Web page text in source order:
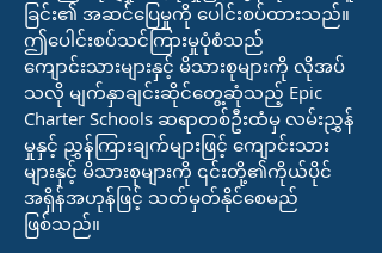
ခြင်း၏ အဆင်ပြေမှုကို ပေါင်းစပ်ထားသည်။
ဤပေါင်းစပ်သင်ကြားမှုပုံစံသည်
ကျောင်းသားများနှင့် မိသားစုများကို လိုအပ်
သလို မျက်နှာချင်းဆိုင်တွေ့ဆုံသည့် Epic
Charter Schools ဆရာတစ်ဦးထံမှ လမ်းညွှန်
မှုနှင့် ညွှန်ကြားချက်များဖြင့် ကျောင်းသား
များနှင့် မိသားစုများကို ၎င်းတို့၏ကိုယ်ပိုင်
အရှိန်အဟုန်ဖြင့် သတ်မှတ်နိုင်စေမည်
ဖြစ်သည်။